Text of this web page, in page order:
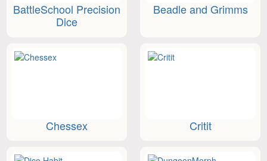
BattleSchool Precision
Dice
Beadle and Grimms
Chessex Critit